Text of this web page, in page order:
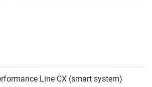
Line CX (smart system)